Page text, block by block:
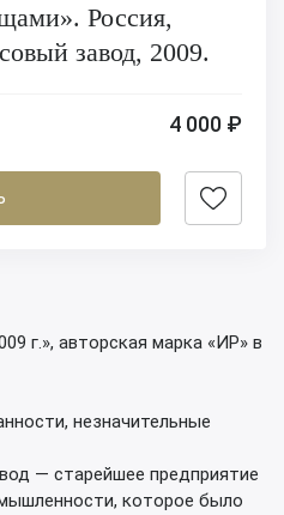
Россия,
завод, 2009.
4 000 ₽
г.», авторская марка «ИР» в
незначительные
— старейшее предприятие
которое было